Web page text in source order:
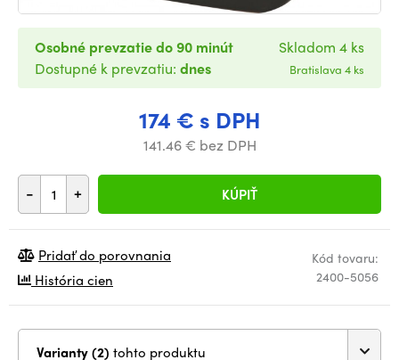
174 € s DPH
141.46 € bez DPH
- + KÚPIŤ
Osobné prevzatie do 90 minút
Dostupné k prevzatiu: dnes
Skladom 4 ks
Bratislava 4 ks
Kód tovaru:
2400-5056
Pridať do porovnania
História cien
Varianty (2) tohto produktu